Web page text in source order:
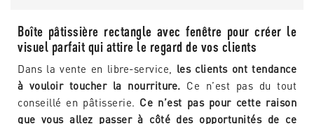
Boîte pâtissière rectangle avec fenêtre pour créer le
visuel parfait qui attire le regard de vos clients
Dans la vente en libre-service,
les clients ont tendance
à vouloir toucher la nourriture. Ce n’est pas du tout
conseillé en pâtisserie. Ce n’est pas pour cette raison
que vous allez passer à côté des opportunités de ce